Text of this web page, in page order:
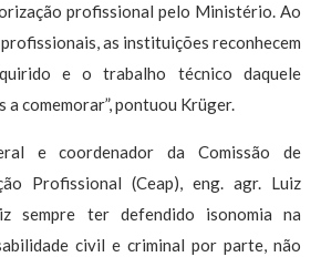
profissional pelo Ministério. Ao
as instituições reconhecem
e o trabalho técnico daquele
a comemorar”, pontuou Krüger.
e coordenador da Comissão de
Profissional (Ceap), eng. agr. Luiz
sempre ter defendido isonomia na
civil e criminal por parte, não